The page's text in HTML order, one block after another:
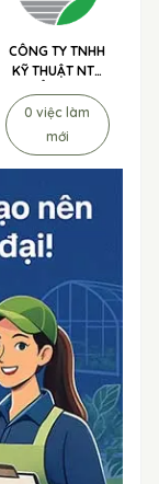
CÔNG TY TNHH
KỸ THUẬT NTS
TUYỂN DỤNG
0 việc làm
mới